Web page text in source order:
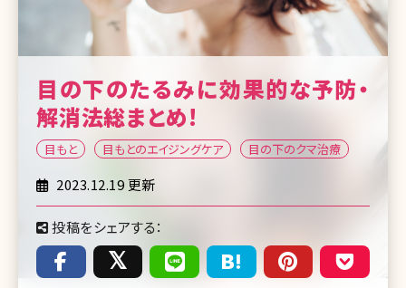
目の下のたるみに効果的な予防・
解消法総まとめ!
目もと 目もとのエイジングケア 目の下のクマ治療
2023.12.19 更新
投稿をシェアする：